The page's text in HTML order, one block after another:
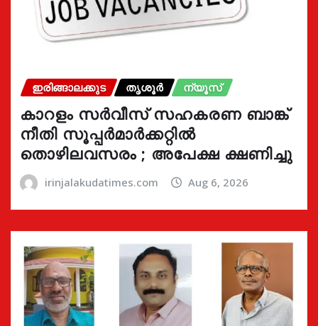
ഇരിങ്ങാലക്കുട തൃശൂർ ന്യൂസ്
കാറളം സർവീസ് സഹകരണ ബാങ്ക്
നീതി സൂപ്പർമാർക്കറ്റിൽ
തൊഴിലവസരം ; അപേക്ഷ ക്ഷണിച്ചു
irinjalakudatimes.com Aug 6, 2026